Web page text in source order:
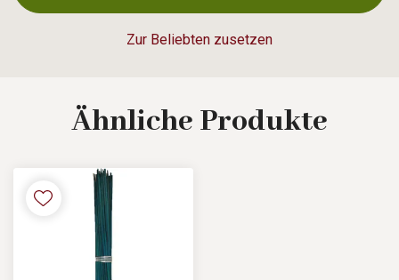
Zur Beliebten zusetzen
Ähnliche Produkte